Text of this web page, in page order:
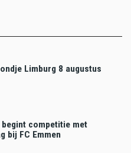
Limburg 8 augustus
begint competitie met
bij FC Emmen